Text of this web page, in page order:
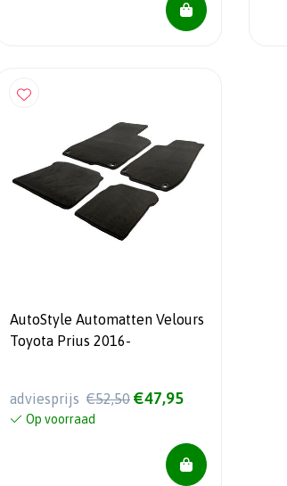
AutoStyle Automatten Velours
Toyota Prius 2016-
adviesprijs €52,50 €47,95
Op voorraad